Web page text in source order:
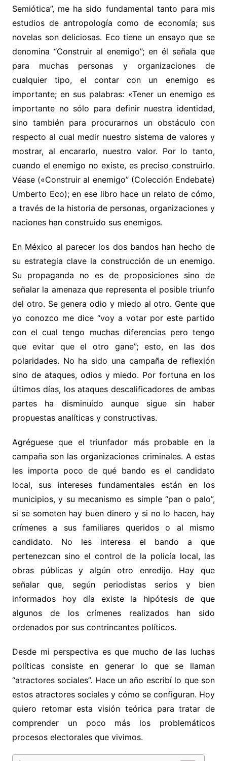
Semiótica”, me ha sido fundamental tanto para mis
estudios de antropología como de economía; sus
novelas son deliciosas. Eco tiene un ensayo que se
denomina “Construir al enemigo”; en él señala que
para muchas personas y organizaciones de
cualquier tipo, el contar con un enemigo es
importante; en sus palabras: «Tener un enemigo es
importante no sólo para definir nuestra identidad,
sino también para procurarnos un obstáculo con
respecto al cual medir nuestro sistema de valores y
mostrar, al encararlo, nuestro valor. Por lo tanto,
cuando el enemigo no existe, es preciso construirlo.
Véase («Construir al enemigo” (Colección Endebate)
Umberto Eco); en ese libro hace un relato de cómo,
a través de la historia de personas, organizaciones y
naciones han construido sus enemigos.
En México al parecer los dos bandos han hecho de
su estrategia clave la construcción de un enemigo.
Su propaganda no es de proposiciones sino de
señalar la amenaza que representa el posible triunfo
del otro. Se genera odio y miedo al otro. Gente que
yo conozco me dice “voy a votar por este partido
con el cual tengo muchas diferencias pero tengo
que evitar que el otro gane”; esto, en las dos
polaridades. No ha sido una campaña de reflexión
sino de ataques, odios y miedo. Por fortuna en los
últimos días, los ataques descalificadores de ambas
partes ha disminuido aunque sigue sin haber
propuestas analíticas y constructivas.
Agréguese que el triunfador más probable en la
campaña son las organizaciones criminales. A estas
les importa poco de qué bando es el candidato
local, sus intereses fundamentales están en los
municipios, y su mecanismo es simple “pan o palo”,
si se someten hay buen dinero y si no lo hacen, hay
crímenes a sus familiares queridos o al mismo
candidato. No les interesa el bando a que
pertenezcan sino el control de la policía local, las
obras públicas y algún otro enredijo. Hay que
señalar que, según periodistas serios y bien
informados hoy día existe la hipótesis de que
algunos de los crímenes realizados han sido
ordenados por sus contrincantes políticos.
Desde mi perspectiva es que mucho de las luchas
políticas consiste en generar lo que se llaman
“atractores sociales”. Hace un año escribí lo que son
estos atractores sociales y cómo se configuran. Hoy
quiero retomar esta visión teórica para tratar de
comprender un poco más los problemáticos
procesos electorales que vivimos.